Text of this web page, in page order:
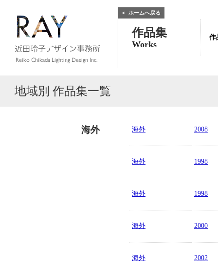
作品集
Works
＜ ホームへ戻る
作
地域別 作品集一覧
海外 海外 2008
海外 1998
海外 1998
海外 2000
海外 2002